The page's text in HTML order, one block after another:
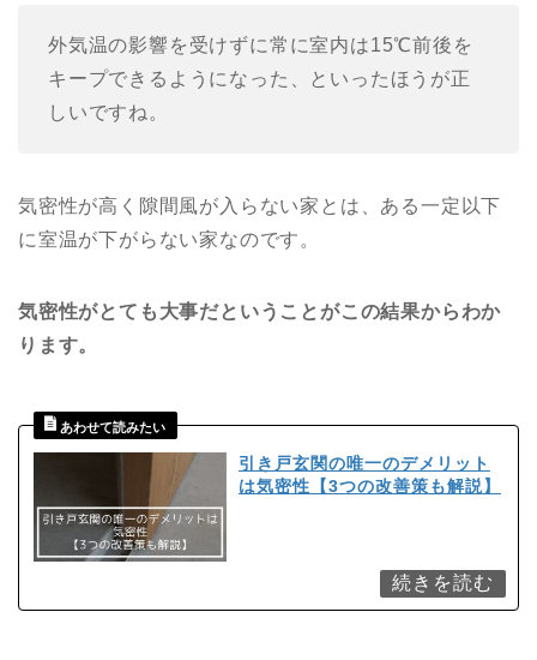
外気温の影響を受けずに常に室内は15℃前後を
キープできるようになった、といったほうが正
しいですね。
気密性が高く隙間風が入らない家とは、ある一定以下
に室温が下がらない家なのです。
気密性がとても大事だということがこの結果からわか
ります。
引き戸玄関の唯一のデメリット
は気密性【3つの改善策も解説】